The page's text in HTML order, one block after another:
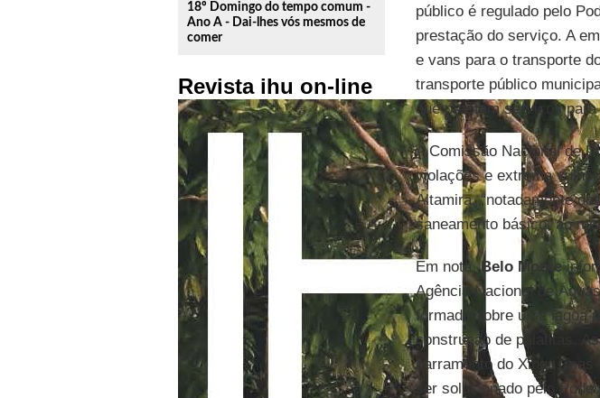
18º Domingo do tempo comum -
Ano A - Dai-lhes vós mesmos de
comer
Revista ihu on-line
público é regulado pelo
prestação do serviço. A
e vans para o transporte
transporte público
que prestam serviços para
A Comissão Nacional de
violações e extrema
Altamira, “notadamente
saneamento básico, ao
Em nota,Belo Monte
Agência Nacional de
formado sobre uma lagoa
construção de palafitas.
barramento do Xingu,
ser solucionado pelo